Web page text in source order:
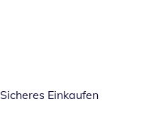
Sicheres Einkaufen